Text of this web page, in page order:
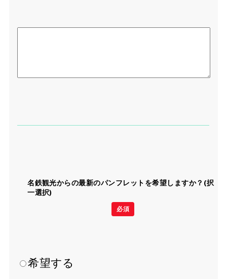
名鉄観光からの最新のパンフレットを希望しますか？(択
一選択)
必須
希望する